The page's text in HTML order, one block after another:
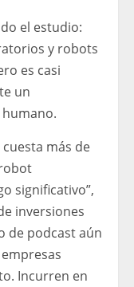
el estudio:
y robots
es casi
un
más de
significativo”,
inversiones
de podcast aún
Incurren en